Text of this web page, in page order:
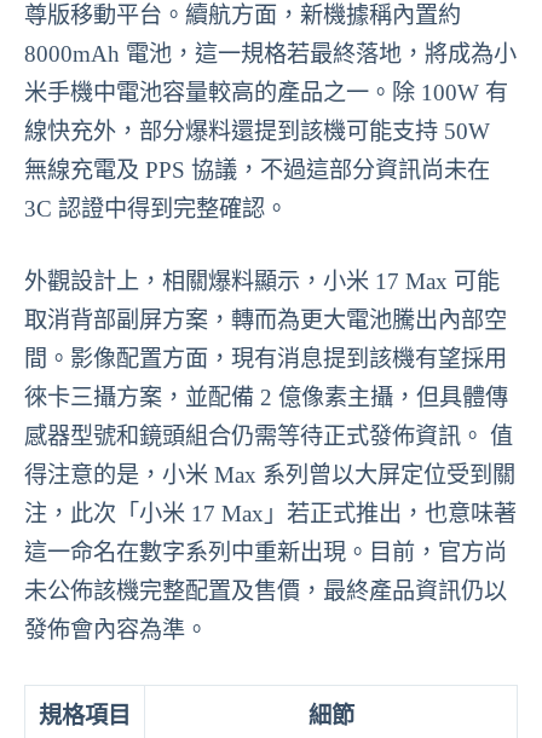
尊版移動平台。續航方面，新機據稱內置約
8000mAh 電池，這一規格若最終落地，將成為小
米手機中電池容量較高的產品之一。除 100W 有
線快充外，部分爆料還提到該機可能支持 50W
無線充電及 PPS 協議，不過這部分資訊尚未在
3C 認證中得到完整確認。
外觀設計上，相關爆料顯示，小米 17 Max 可能
取消背部副屏方案，轉而為更大電池騰出內部空
間。影像配置方面，現有消息提到該機有望採用
徠卡三攝方案，並配備 2 億像素主攝，但具體傳
感器型號和鏡頭組合仍需等待正式發佈資訊。 值
得注意的是，小米 Max 系列曾以大屏定位受到關
注，此次「小米 17 Max」若正式推出，也意味著
這一命名在數字系列中重新出現。目前，官方尚
未公佈該機完整配置及售價，最終產品資訊仍以
發佈會內容為準。
規格項目 細節